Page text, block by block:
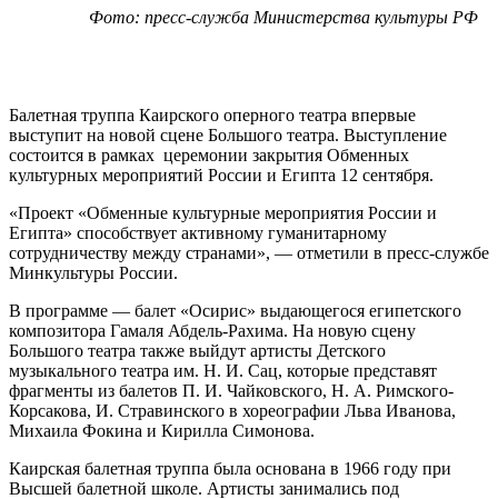
Фото: пресс-служба Министерства культуры РФ
Балетная труппа Каирского оперного театра впервые
выступит на новой сцене Большого театра. Выступление
состоится в рамках церемонии закрытия Обменных
культурных мероприятий России и Египта 12 сентября.
«Проект «Обменные культурные мероприятия России и
Египта» способствует активному гуманитарному
сотрудничеству между странами», — отметили в пресс-службе
Минкультуры России.
В программе — балет «Осирис» выдающегося египетского
композитора Гамаля Абдель-Рахима. На новую сцену
Большого театра также выйдут артисты Детского
музыкального театра им. Н. И. Сац, которые представят
фрагменты из балетов П. И. Чайковского, Н. А. Римского-
Корсакова, И. Стравинского в хореографии Льва Иванова,
Михаила Фокина и Кирилла Симонова.
Каирская балетная труппа была основана в 1966 году при
Высшей балетной школе. Артисты занимались под